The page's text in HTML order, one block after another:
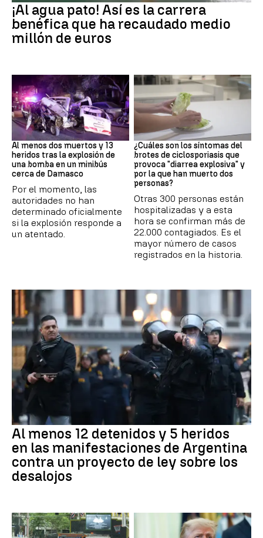
¡Al agua pato! Así es la carrera
benéfica que ha recaudado medio
millón de euros
SIRIA
Al menos dos muertos y 13
heridos tras la explosión de
una bomba en un minibús
cerca de Damasco
Por el momento, las
autoridades no han
determinado oficialmente
si la explosión responde a
un atentado.
Brote
¿Cuáles son los síntomas del
brotes de ciclosporiasis que
provoca "diarrea explosiva" y
por la que han muerto dos
personas?
Otras 300 personas están
hospitalizadas y a esta
hora se confirman más de
22.000 contagiados. Es el
mayor número de casos
registrados en la historia.
Al menos 12 detenidos y 5 heridos
en las manifestaciones de Argentina
contra un proyecto de ley sobre los
desalojos